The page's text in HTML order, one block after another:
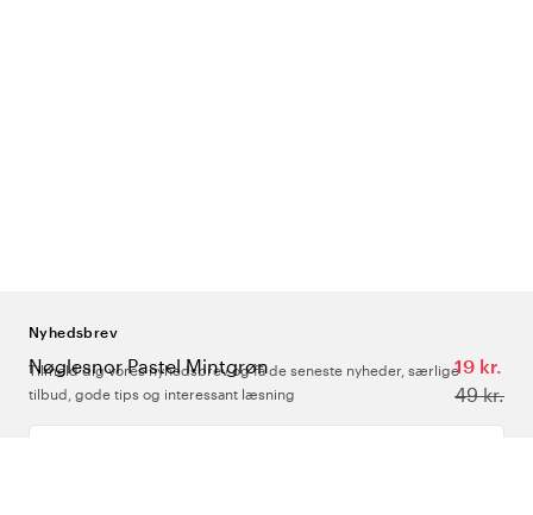
Nøglesnor Pastel Mintgrøn
19 kr.
49 kr.
Nyhedsbrev
Tilmeld dig vores nyhedsbrev og få de seneste nyheder, særlige
tilbud, gode tips og interessant læsning
Indtast din e-mailadresse